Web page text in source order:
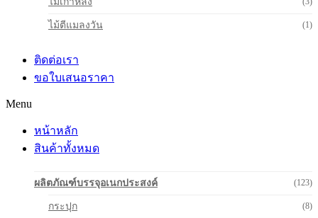
ไม้ตีแมลงวัน (1)
ติดต่อเรา
ขอใบเสนอราคา
Menu
หน้าหลัก
สินค้าทั้งหมด
ผลิตภัณฑ์บรรจุอเนกประสงค์ (123)
กระปุก (8)